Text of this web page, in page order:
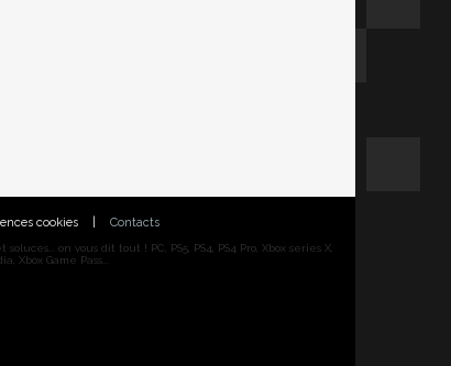
cookies Contacts
on vous dit tout ! PC, PS5, PS4, PS4 Pro, Xbox series X,
Xbox Game Pass...